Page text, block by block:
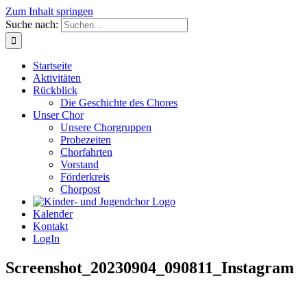
Zum Inhalt springen
Suche nach:
Startseite
Aktivitäten
Rückblick
Die Geschichte des Chores
Unser Chor
Unsere Chorgruppen
Probezeiten
Chorfahrten
Vorstand
Förderkreis
Chorpost
Kalender
Kontakt
LogIn
Screenshot_20230904_090811_Instagram